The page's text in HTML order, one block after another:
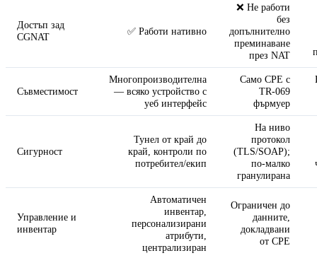
Достъп зад
CGNAT
✅ Работи нативно
❌ Не работи
без
допълнително
преминаване
през NAT
Съвместимост
Многопроизводителна
— всяко устройство с
уеб интерфейс
Само CPE с
TR-069
фърмуер
Сигурност
Тунел от край до
край, контроли по
потребител/екип
На ниво
протокол
(TLS/SOAP);
по-малко
гранулирана
Управление и
инвентар
Автоматичен
инвентар,
персонализирани
атрибути,
централизиран
Ограничен до
данните,
докладвани
от CPE